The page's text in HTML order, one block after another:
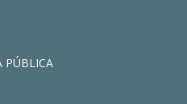
PÚBLICA